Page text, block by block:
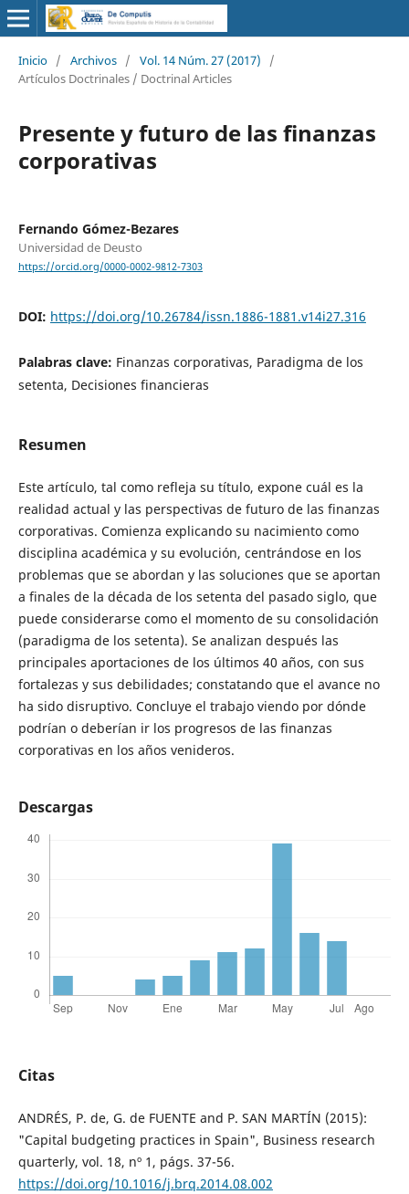
Inicio / Archivos / Vol. 14 Núm. 27 (2017)
/
Artículos Doctrinales / Doctrinal Articles
Presente y futuro de las finanzas
corporativas
Fernando Gómez-Bezares
Universidad de Deusto
https://orcid.org/0000-0002-9812-7303
DOI: https://doi.org/10.26784/issn.1886-1881.v14i27.316
Palabras clave: Finanzas corporativas, Paradigma de los
setenta, Decisiones financieras
Resumen
Este artículo, tal como refleja su título, expone cuál es la
realidad actual y las perspectivas de futuro de las finanzas
corporativas. Comienza explicando su nacimiento como
disciplina académica y su evolución, centrándose en los
problemas que se abordan y las soluciones que se aportan
a finales de la década de los setenta del pasado siglo, que
puede considerarse como el momento de su consolidación
(paradigma de los setenta). Se analizan después las
principales aportaciones de los últimos 40 años, con sus
fortalezas y sus debilidades; constatando que el avance no
ha sido disruptivo. Concluye el trabajo viendo por dónde
podrían o deberían ir los progresos de las finanzas
corporativas en los años venideros.
Descargas
Citas
ANDRÉS, P. de, G. de FUENTE and P. SAN MARTÍN (2015):
"Capital budgeting practices in Spain", Business research
quarterly, vol. 18, nº 1, págs. 37-56.
https://doi.org/10.1016/j.brq.2014.08.002